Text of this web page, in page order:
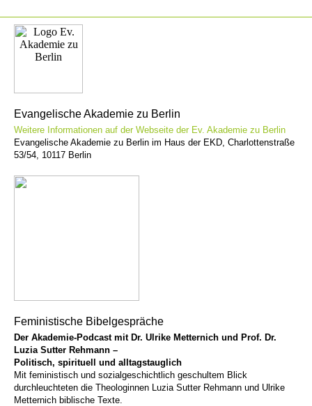
Evangelische Akademie zu Berlin
Weitere Informationen auf der Webseite der Ev. Akademie zu Berlin
Evangelische Akademie zu Berlin im Haus der EKD, Charlottenstraße
53/54, 10117 Berlin
Feministische Bibelgespräche
Der Akademie-Podcast mit Dr. Ulrike Metternich und Prof. Dr.
Luzia Sutter Rehmann –
Politisch, spirituell und alltagstauglich
Mit feministisch und sozialgeschichtlich geschultem Blick
durchleuchteten die Theologinnen Luzia Sutter Rehmann und Ulrike
Metternich biblische Texte.